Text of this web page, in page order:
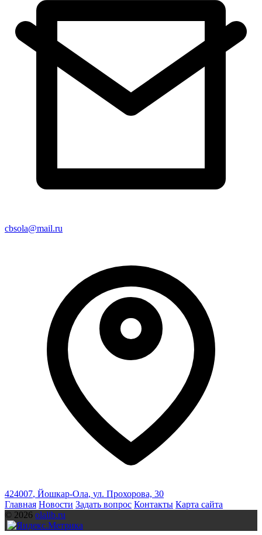
cbsola@mail.ru
424007, Йошкар-Ола, ул. Прохорова, 30
Главная Новости Задать вопрос Контакты Карта сайта
© 2026 olalib.ru